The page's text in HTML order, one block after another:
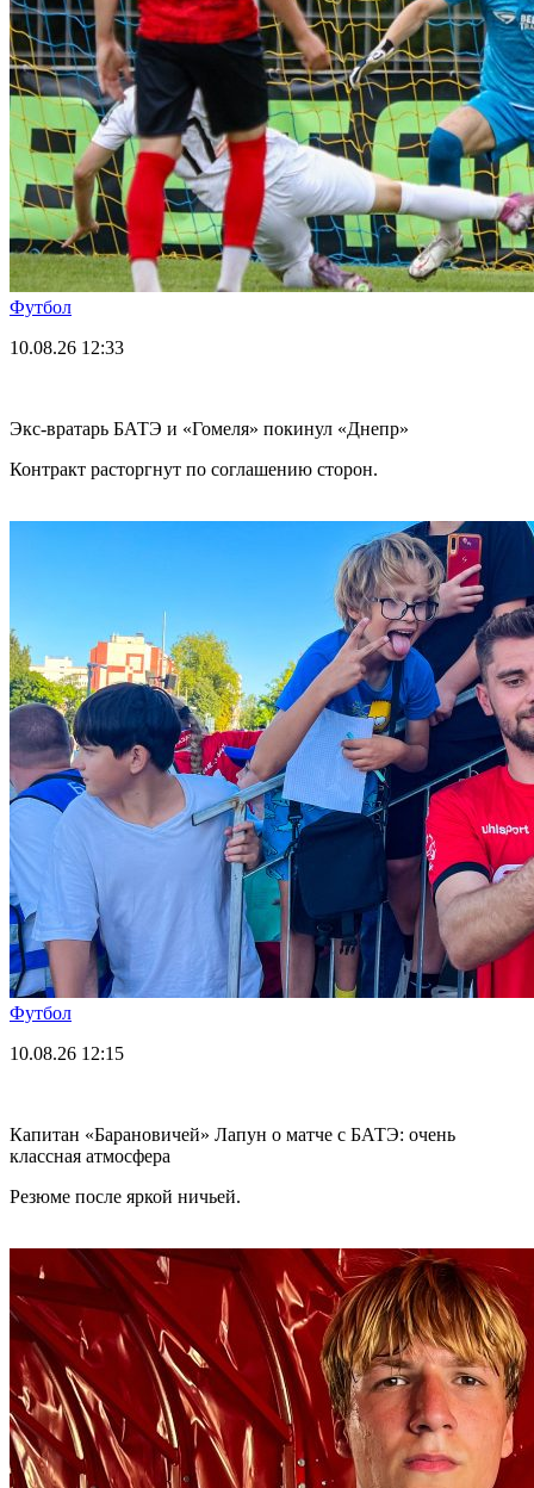
Футбол
10.08.26 12:33
Экс-вратарь БАТЭ и «Гомеля» покинул «Днепр»
Контракт расторгнут по соглашению сторон.
Футбол
10.08.26 12:15
Капитан «Барановичей» Лапун о матче с БАТЭ: очень
классная атмосфера
Резюме после яркой ничьей.